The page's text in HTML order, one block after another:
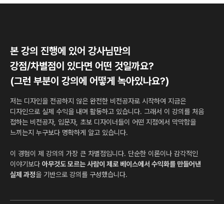
본 강의 진행에 있어 강사님만의
강점/차별점이 있다면 어떤 것일까요?
(그런 부분이 강의에 어떻게 녹아있나요?)
저는 디자인을 전공하지 않은 완전한 비전공자로 시작하여 지금은
디자인으로 실제 수익을 내며 활동하고 있습니다. 그래서 이 강의를 처음
접하는 비전공자, 입문자, 초보 디자이너들이 어떤 지점에서 막막함을
느끼는지 누구보다 명확하게 알고 있습니다.
이 경험이 제 강의의 가장 큰 차별점입니다. 단순한 이론이나 감각적인
이야기보다 아무것도 모르는 사람이 제로 베이스에서 수익화를 만들어낸
실제 과정을 기반으로 강의를 구성했습니다.